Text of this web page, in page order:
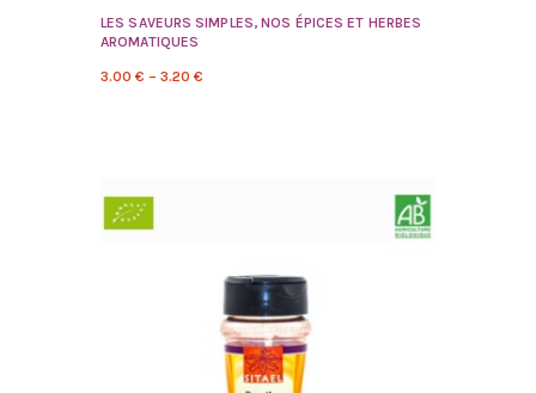
LES SAVEURS SIMPLES,NOS ÉPICES ET HERBES
AROMATIQUES
3.00 € – 3.20 €